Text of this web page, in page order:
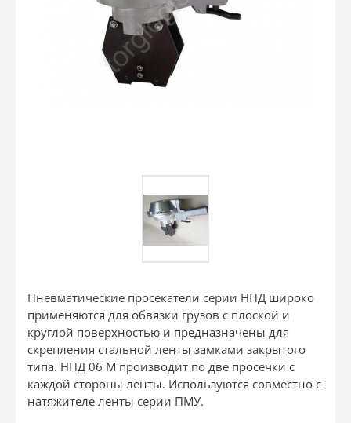
Пневматические просекатели серии НПД широко
применяются для обвязки грузов с плоской и
круглой поверхностью и предназначены для
скрепления стальной ленты замками закрытого
типа. НПД 06 М производит по две просечки с
каждой стороны ленты. Используются совместно с
натяжителе ленты серии ПМУ.